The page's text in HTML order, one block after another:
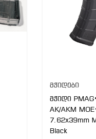
მჭიდები
მჭიდი
AK/AKM
7.62x39mm
Black